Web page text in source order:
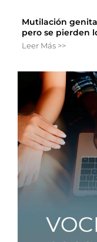
Mutilación
pero se pierden
Leer Más >>